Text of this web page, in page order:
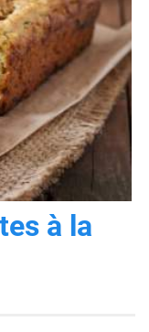
à la